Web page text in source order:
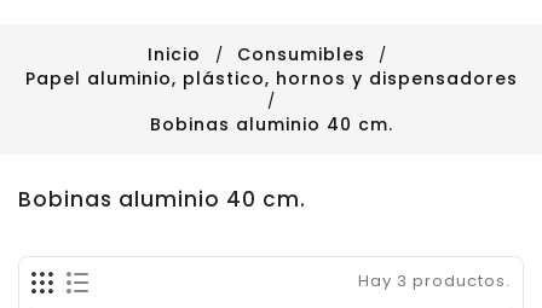
Inicio
Consumibles
Papel aluminio, plástico, hornos y dispensadores
Bobinas aluminio 40 cm.
Bobinas aluminio 40 cm.
Hay 3 productos.